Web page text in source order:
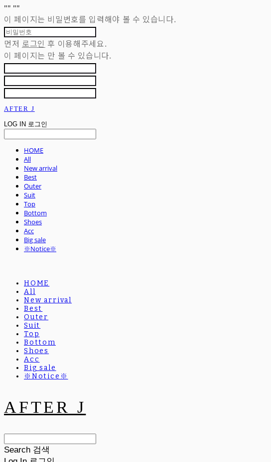
"" ""
이 페이지는 비밀번호를 입력해야 볼 수 있습니다.
먼저 로그인 후 이용해주세요.
이 페이지는 만 볼 수 있습니다.
AFTER J
LOG IN 로그인
HOME
All
New arrival
Best
Outer
Suit
Top
Bottom
Shoes
Acc
Big sale
※Notice※
HOME
All
New arrival
Best
Outer
Suit
Top
Bottom
Shoes
Acc
Big sale
※Notice※
AFTER J
Search 검색